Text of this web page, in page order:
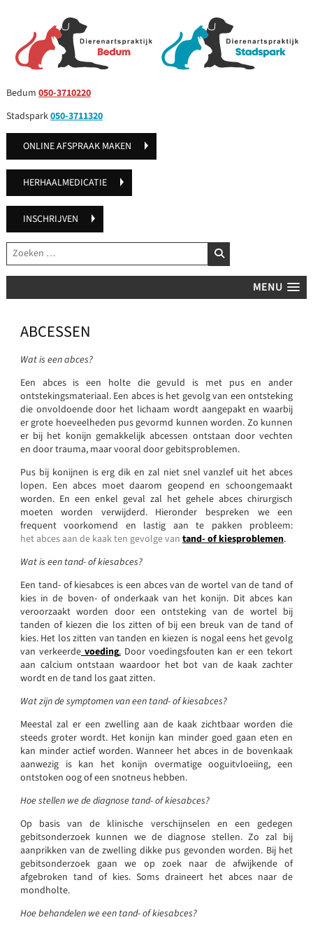
Bedum 050-3710220
Stadspark050-3711320
ONLINE AFSPRAAK MAKEN
HERHAALMEDICATIE
INSCHRIJVEN
Zoeken ZOEKEN
MENU
ABCESSEN
Wat is een abces?
Een abces is een holte die gevuld is met pus en ander
ontstekingsmateriaal. Een abces is het gevolg van een ontsteking
die onvoldoende door het lichaam wordt aangepakt en waarbij
er grote hoeveelheden pus gevormd kunnen worden. Zo kunnen
er bij het konijn gemakkelijk abcessen ontstaan door vechten
en door trauma, maar vooral door gebitsproblemen.
Pus bij konijnen is erg dik en zal niet snel vanzlef uit het abces
lopen. Een abces moet daarom geopend en schoongemaakt
worden. En een enkel geval zal het gehele abces chirurgisch
moeten worden verwijderd. Hieronder bespreken we een
frequent voorkomend en lastig aan te pakken probleem:
het abces aan de kaak ten gevolge van tand- of kiesproblemen.
Wat is een tand- of kiesabces?
Een tand- of kiesabces is een abces van de wortel van de tand of
kies in de boven- of onderkaak van het konijn. Dit abces kan
veroorzaakt worden door een ontsteking van de wortel bij
tanden of kiezen die los zitten of bij een breuk van de tand of
kies. Het los zitten van tanden en kiezen is nogal eens het gevolg
van verkeerdevoeding.Door voedingsfouten kan er een tekort
aan calcium ontstaan waardoor het bot van de kaak zachter
wordt en de tand los gaat zitten.
Wat zijn de symptomen van een tand- of kiesabces?
Meestal zal er een zwelling aan de kaak zichtbaar worden die
steeds groter wordt. Het konijn kan minder goed gaan eten en
kan minder actief worden. Wanneer het abces in de bovenkaak
aanwezig is kan het konijn overmatige ooguitvloeiing, een
ontstoken oog of een snotneus hebben.
Hoe stellen we de diagnose tand- of kiesabces?
Op basis van de klinische verschijnselen en een gedegen
gebitsonderzoek kunnen we de diagnose stellen. Zo zal bij
aanprikken van de zwelling dikke pus gevonden worden. Bij het
gebitsonderzoek gaan we op zoek naar de afwijkende of
afgebroken tand of kies. Soms draineert het abces naar de
mondholte.
Hoe behandelen we een tand- of kiesabces?